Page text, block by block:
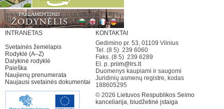
INTRANETAS
Svetainės žemėlapis
Rodyklė (A–Z)
Dalykinė rodyklė
Paieška
Naujienų prenumerata
Naujausi svetainės dokumentai
KONTAKTAI
Gedimino pr. 53, 01109 Vilnius
Tel. (8 5) 239 6060
Faks. (8 5) 239 6289
El. p. priim@lrs.lt
Duomenys kaupiami ir saugomi
Juridinių asmenų registre, kodas
188605295
© 2026 Lietuvos Respublikos Seimo
kanceliarija, biudžetinė įstaiga